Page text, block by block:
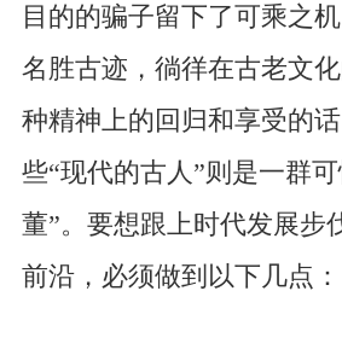
目的的骗子留下了可乘之
名胜古迹，徜徉在古老文
种精神上的回归和享受的
些“现代的古人”则是一群
董”。要想跟上时代发展步
前沿，必须做到以下几点：